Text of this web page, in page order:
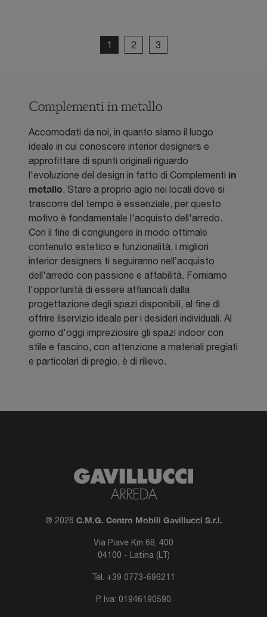
1 2 3
Complementi in metallo
Accomodati da noi, in quanto siamo il luogo
ideale in cui conoscere interior designers e
approfittare di spunti originali riguardo
l'evoluzione del design in fatto di Complementi in
metallo. Stare a proprio agio nei locali dove si
trascorre del tempo è essenziale, per questo
motivo è fondamentale l'acquisto dell'arredo.
Con il fine di congiungere in modo ottimale
contenuto estetico e funzionalità, i migliori
interior designers ti seguiranno nell’acquisto
dell'arredo con passione e affabilità. Forniamo
l'opportunità di essere affiancati dalla
progettazione degli spazi disponibili, al fine di
offrire ilservizio ideale per i desideri individuali. Al
giorno d'oggi impreziosire gli spazi indoor con
stile e fascino, con attenzione a materiali pregiati
e particolari di pregio, è di rilievo.
® 2026 C.M.G. Centro Mobili Gavillucci S.r.l.
Via Piave Km 68, 400
04100 - Latina (LT)
Tel. +39 0773-696211
P. Iva: 01946190590